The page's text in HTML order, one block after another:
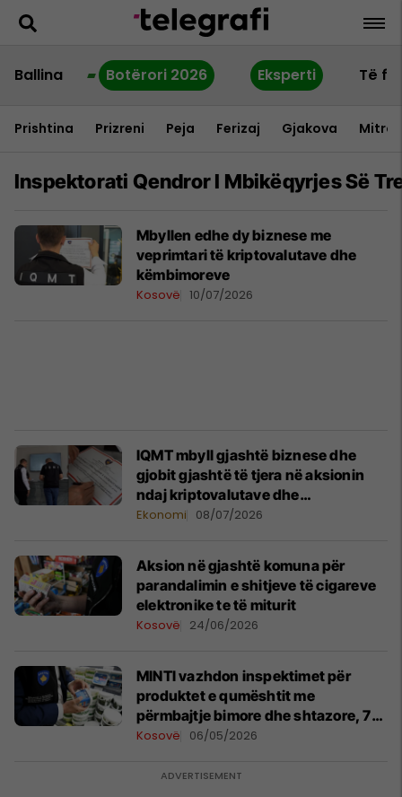
Ballina Botërori 2026 Eksperti Të
Prishtina Prizreni Peja Ferizaj Gjakova
Inspektorati Qendror I Mbikëqyrjes Së
Mbyllen edhe dy biznese me
veprimtari të kriptovalutave dhe
këmbimoreve
Kosovë 10/07/2026
IQMT mbyll gjashtë biznese dhe
gjobit gjashtë të tjera në aksionin
ndaj kriptovalutave dhe
këmbimoreve
Ekonomi 08/07/2026
Aksion në gjashtë komuna për
parandalimin e shitjeve të cigareve
elektronike te të miturit
Kosovë 24/06/2026
MINTI vazhdon inspektimet për
produktet e qumështit me
përmbajtje bimore dhe shtazore, 7
kontrolle në katër qytete
Kosovë 06/05/2026